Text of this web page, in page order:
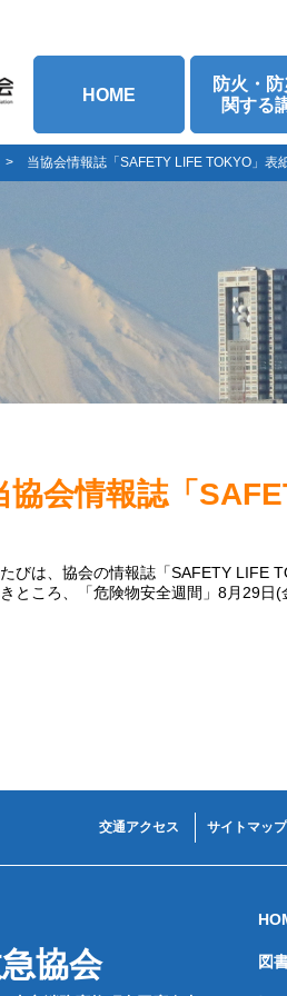
HOME
防火・
関する
> 当協会情報誌「SAFETY LIFE TOKYO」表
協会情報誌「
びは、協会の情報誌「SAFETY LIFE
ところ、「危険物安全週間」8月29日
交通アクセス サイトマップ
協会 図